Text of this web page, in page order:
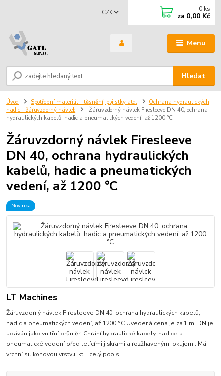
Menu
CZK
Hledat
0 ks
za 0,00 Kč
Úvod Spotřební materiál - těsnění, pojistky atd.
Ochrana hydraulických
hadic - žáruvzdorný návlek
Žáruvzdorný návlek Firesleeve DN 40, ochrana
hydraulických kabelů, hadic a pneumatických vedení, až 1200 °C
Žáruvzdorný návlek Firesleeve
DN 40, ochrana hydraulických
kabelů, hadic a pneumatických
vedení, až 1200 °C
Novinka
LT Machines
Žáruvzdorný návlek Firesleeve DN 40, ochrana hydraulických kabelů,
hadic a pneumatických vedení, až 1200 °C Uvedená cena je za 1 m, DN je
udáván jako vnitřní průměr. Chrání hydraulické kabely, hadice a
pneumatické vedení před letícími jiskrami a rozžhavenými okujemi. Má
vrchní silikonovou vrstvu, kt... celý popis